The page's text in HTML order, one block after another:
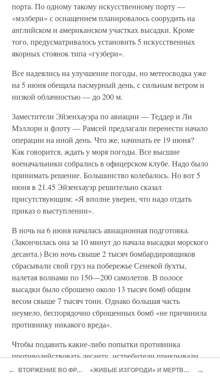
порта. По одному такому искусственному порту —
«мэлбери» с оснащением планировалось соорудить на
английском и американском участках высадки. Кроме
того, предусматривалось установить 5 искусственных
якорных стоянок типа «гузбери».
Все надеялись на улучшение погоды, но метеосводка уже
на 5 июня обещала пасмурный день, с сильным ветром и
низкой облачностью — до 200 м.
Заместители Эйзенхауэра по авиации — Теддер и Ли
Мэллори и флоту — Рамсей предлагали перенести начало
операции на иной день. Что же, начинать ее 19 июня?
Как говорится, ждать у моря погоды. Все высшие
военачальники собрались в офицерском клубе. Надо было
принимать решение. Большинство колебалось. Но вот 5
июня в 21.45 Эйзенхауэр решительно сказал
присутствующим: «Я вполне уверен, что надо отдать
приказ о выступлении».
В ночь на 6 июня началась авиационная подготовка.
(Закончилась она за 10 минут до начала высадки морского
десанта.) Всю ночь свыше 2 тысяч бомбардировщиков
сбрасывали свой груз на побережье Сенекой бухты,
налетая волнами по 150—200 самолетов. В полосе
высадки было сброшено около 13 тысяч бомб общим
весом свыше 7 тысяч тонн. Однако большая часть
неумело, беспорядочно сброшенных бомб «не причинила
противнику никакого вреда».
Чтобы подавить какие-либо попытки противника
противодействовать десанту, истребители прикрывали
район высадки в радиусе до 120 км. За первые сутки
← ВТОРЖЕНИЕ ВО ФРАНЦИЮ «ЖИВЫЕ ИЗГОРОДИ» И МЕРТВЫЕ СХЕМЫ →